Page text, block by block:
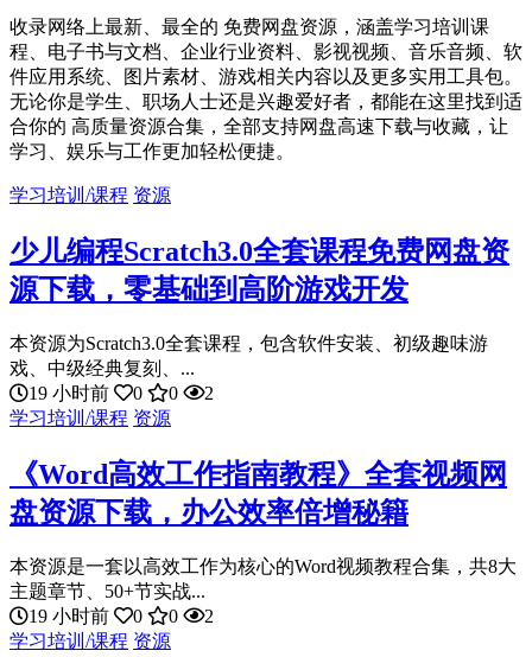
收录网络上最新、最全的 免费网盘资源，涵盖学习培训课
程、电子书与文档、企业行业资料、影视视频、音乐音频、软
件应用系统、图片素材、游戏相关内容以及更多实用工具包。
无论你是学生、职场人士还是兴趣爱好者，都能在这里找到适
合你的 高质量资源合集，全部支持网盘高速下载与收藏，让
学习、娱乐与工作更加轻松便捷。
学习培训/课程 资源
少儿编程Scratch3.0全套课程免费网盘资
源下载，零基础到高阶游戏开发
本资源为Scratch3.0全套课程，包含软件安装、初级趣味游
戏、中级经典复刻、...
19 小时前
0 0
2
学习培训/课程 资源
《Word高效工作指南教程》全套视频网
盘资源下载，办公效率倍增秘籍
本资源是一套以高效工作为核心的Word视频教程合集，共8大
主题章节、50+节实战...
19 小时前
0 0
2
学习培训/课程 资源